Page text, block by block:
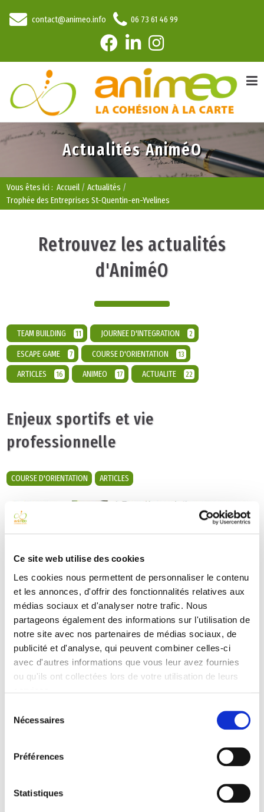
Ce site web utilise des cookies
Les cookies nous permettent de personnaliser le contenu
et les annonces, d'offrir des fonctionnalités relatives aux
médias sociaux et d'analyser notre trafic. Nous
partageons également des informations sur l'utilisation de
notre site avec nos partenaires de médias sociaux, de
publicité et d'analyse, qui peuvent combiner celles-ci
avec d'autres informations que vous leur avez fournies
ou qu'ils ont collectées lors de votre utilisation de leurs
Nécessaires
Préférences
Statistiques
contact@animeo.info 06 73 61 46 99
Actualités AniméO
Vous êtes ici :Accueil
Actualités
Trophée des Entreprises St-Quentin-en-Yvelines
Retrouvez les actualités
d'AniméO
TEAM BUILDING 11 JOURNEE D'INTEGRATION 2
ESCAPE GAME 7 COURSE D'ORIENTATION 13
ARTICLES 16 ANIMEO 17 ACTUALITE 22
Enjeux sportifs et vie
professionnelle
COURSE D'ORIENTATION ARTICLES
L'excellent livre « Les leçons du Golf »de Christophe Schmaltz fourmille de
Lisez cet article entièrement une première fois : ce sont des conseils
pour un orienteur avant, pendant et après une compétition. Lisez-le une
suggestions peuvent s'appliquer à votre quotidien professionnelle pour
L'avant